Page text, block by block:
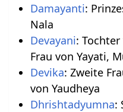
Damayanti:
Nala
Devayani:
Frau von Yayati,
Devika: Zweite
von Yaudheya
Dhrishtadyumna: